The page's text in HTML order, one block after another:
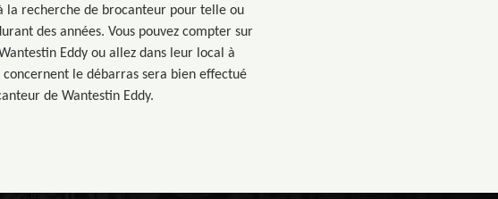
la recherche de brocanteur pour telle ou
des années. Vous pouvez compter sur
Eddy ou allez dans leur local à
le débarras sera bien effectué
de Wantestin Eddy.